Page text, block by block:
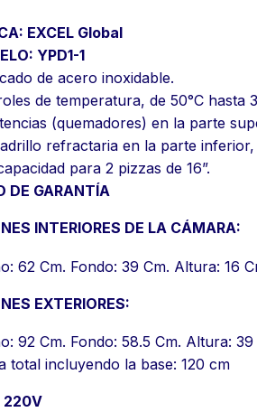
EXCEL Global
YPD1-1
de acero inoxidable.
de temperatura, de 50°C hasta
(quemadores) en la parte
refractaria en la parte
para 2 pizzas de 16”.
DE GARANTÍA
INTERIORES DE LA CÁMARA:
62 Cm. Fondo: 39 Cm. Altura: 16
EXTERIORES:
92 Cm. Fondo: 58.5 Cm. Altura: 39
total incluyendo la base: 120 cm
220V